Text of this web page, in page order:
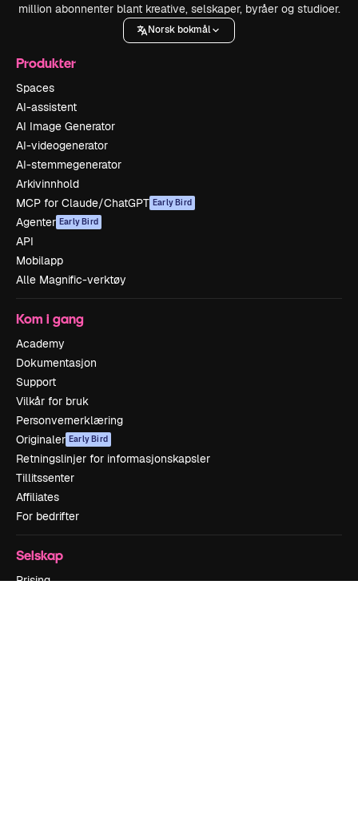
million abonnenter blant kreative, selskaper, byråer og studioer.
Norsk bokmål
Produkter
Spaces
AI-assistent
AI Image Generator
AI-videogenerator
AI-stemmegenerator
Arkivinnhold
MCP for Claude/ChatGPT Early Bird
Agenter Early Bird
API
Mobilapp
Alle Magnific-verktøy
Kom i gang
Academy
Dokumentasjon
Support
Vilkår for bruk
Personvernerklæring
Originaler Early Bird
Retningslinjer for informasjonskapsler
Tillitssenter
Affiliates
For bedrifter
Selskap
Prising